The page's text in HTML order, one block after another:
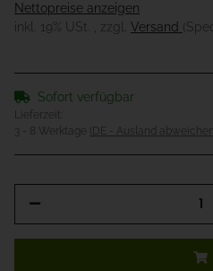
Nettopreise anzeigen
inkl. 19% USt. , zzgl. Versand
Sofort verfügbar
Lieferzeit:
3 - 8 Werktage
(DE - Ausland